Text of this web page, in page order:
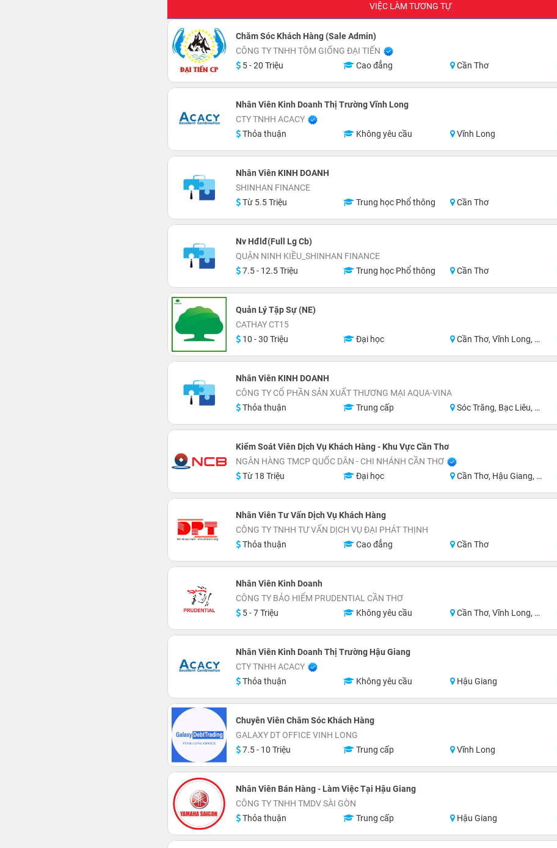
VIỆC LÀM TƯƠNG TỰ
Chăm Sóc Khách Hàng (Sale Admin)
CÔNG TY TNHH TÔM GIỐNG ĐẠI TIẾN
5 - 20 Triệu
Cao đẳng Cần Thơ
Nhân Viên Kinh Doanh Thị Trường Vĩnh Long
CTY TNHH ACACY
Thỏa thuận
Không yêu cầu Vĩnh Long
Nhân Viên KINH DOANH
SHINHAN FINANCE
Từ 5.5 Triệu
Trung học Phổ thông Cần Thơ
Nv Hđlđ(Full Lg Cb)
QUẬN NINH KIỀU_SHINHAN FINANCE
7.5 - 12.5 Triệu
Trung học Phổ thông Cần Thơ
Quản Lý Tập Sự (NE)
CATHAY CT15
10 - 30 Triệu
Đại học Cần Thơ, Vĩnh Long, An Giang, Hậu Giang, Hồ Chí Minh
Nhân Viên KINH DOANH
CÔNG TY CỔ PHẦN SẢN XUẤT THƯƠNG MẠI AQUA-VINA
Thỏa thuận
Trung cấp Sóc Trăng, Bạc Liêu, Cà Mau
Kiểm Soát Viên Dịch Vụ Khách Hàng - Khu Vực Cần Thơ
NGÂN HÀNG TMCP QUỐC DÂN - CHI NHÁNH CẦN THƠ
Từ 18 Triệu
Đại học Cần Thơ, Hậu Giang, Sóc Trăng, Miền Nam
Nhân Viên Tư Vấn Dịch Vụ Khách Hàng
CÔNG TY TNHH TƯ VẤN DỊCH VỤ ĐẠI PHÁT THỊNH
Thỏa thuận
Cao đẳng Cần Thơ
Nhân Viên Kinh Doanh
CÔNG TY BẢO HIỂM PRUDENTIAL CẦN THƠ
5 - 7 Triệu
Không yêu cầu Cần Thơ, Vĩnh Long, Hậu Giang
Nhân Viên Kinh Doanh Thị Trường Hậu Giang
CTY TNHH ACACY
Thỏa thuận
Không yêu cầu Hậu Giang
Chuyên Viên Chăm Sóc Khách Hàng
GALAXY DT OFFICE VINH LONG
7.5 - 10 Triệu
Trung cấp Vĩnh Long
Nhân Viên Bán Hàng - Làm Việc Tại Hậu Giang
CÔNG TY TNHH TMDV SÀI GÒN
Thỏa thuận
Trung cấp Hậu Giang